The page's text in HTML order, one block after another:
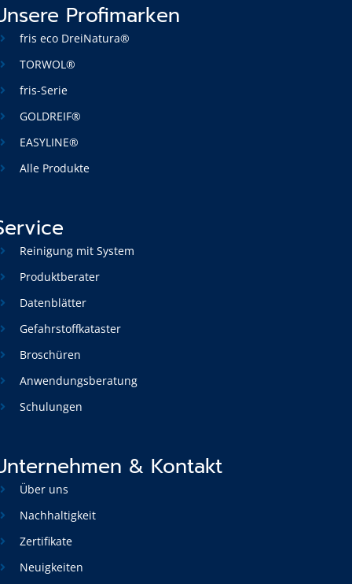
Profimarken
fris eco DreiNatura®
TORWOL®
fris-Serie
GOLDREIF®
EASYLINE®
Alle Produkte
Reinigung mit System
Produktberater
Datenblätter
Gefahrstoffkataster
Broschüren
Anwendungsberatung
Schulungen
& Kontakt
Über uns
Nachhaltigkeit
Zertifikate
Neuigkeiten